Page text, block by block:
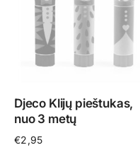
Djeco Klijų pieštukas,
nuo 3 metų
€2,95